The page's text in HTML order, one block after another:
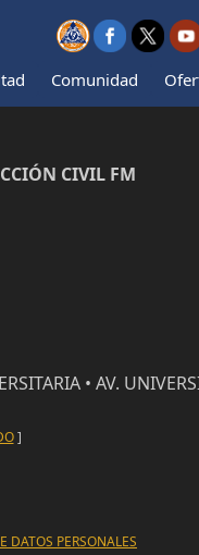
Comunidad
CIVIL FM
• AV.
]
DATOS PERSONALES